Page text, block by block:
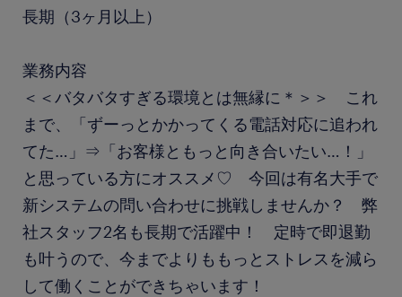
長期（3ヶ月以上）
業務内容
＜＜バタバタすぎる環境とは無縁に＊＞＞ これ
まで、「ずーっとかかってくる電話対応に追われ
てた…」⇒「お客様ともっと向き合いたい…！」
と思っている方にオススメ♡ 今回は有名大手で
新システムの問い合わせに挑戦しませんか？ 弊
社スタッフ2名も長期で活躍中！ 定時で即退勤
も叶うので、今までよりももっとストレスを減ら
して働くことができちゃいます！